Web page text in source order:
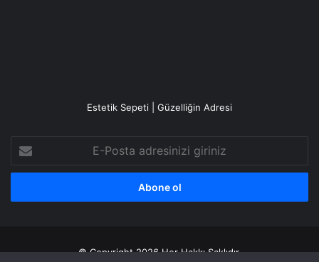
Estetik Sepeti | Güzelliğin Adresi
Posta
adresinizi
© Copyright 2026 Her Hakkı Saklıdır.